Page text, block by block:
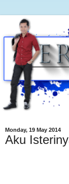
Monday, 19 May 2014
Aku